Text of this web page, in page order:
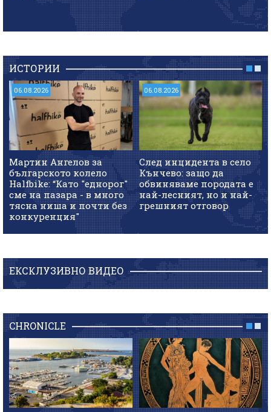
ИСТОРИИ
06.08.2026
Мартин Ангелов за
българското колело
Halfbike: “Като "еднорог"
сме на пазара - в много
тясна ниша и почти без
конкуренция"
06.08.2026
След инцидента в село
Кънчево: защо да
обвиняваме породата е
най-лесният, но и най-
грешният отговор
ЕКСКЛУЗИВНО ВИДЕО
CHRONICLE